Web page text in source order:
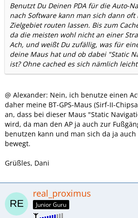
Benutzt Du Deinen PDA für die Auto-
nach Software kann man sich dann
Zielgebiet routen lassen. Bis zum
da die meisten wohl nicht an einer
Ach, und weißt Du zufällig, was für
deine Maus hat und ob dabei "Static
ist? Ohne cached es sich nämlich
@ Alexander: Nein, ich benutze einen
daher meine BT-GPS-Maus (Sirf-II-
an, dass bei dieser Maus "Static
wird, da man den AP ja auch zur
benutzen kann und man sich da ja
bewegt.
Grüßles, Dani
real_proximus
Junior Guru